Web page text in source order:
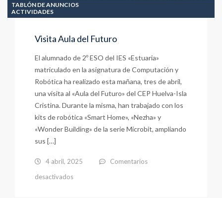
TABLÓN DE ANUNCIOS
ACTIVIDADES
Visita Aula del Futuro
El alumnado de 2º ESO del IES «Estuaria»
matriculado en la asignatura de Computación y
Robótica ha realizado esta mañana, tres de abril,
una visita al «Aula del Futuro» del CEP Huelva-Isla
Cristina. Durante la misma, han trabajado con los
kits de robótica «Smart Home», «Nezha» y
«Wonder Building» de la serie Microbit, ampliando
sus […]
4 abril, 2025
Comentarios
desactivados